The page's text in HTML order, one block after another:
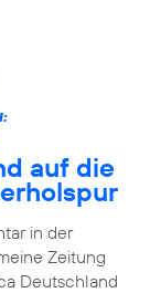
auf die
in der
Zeitung
Deutschland